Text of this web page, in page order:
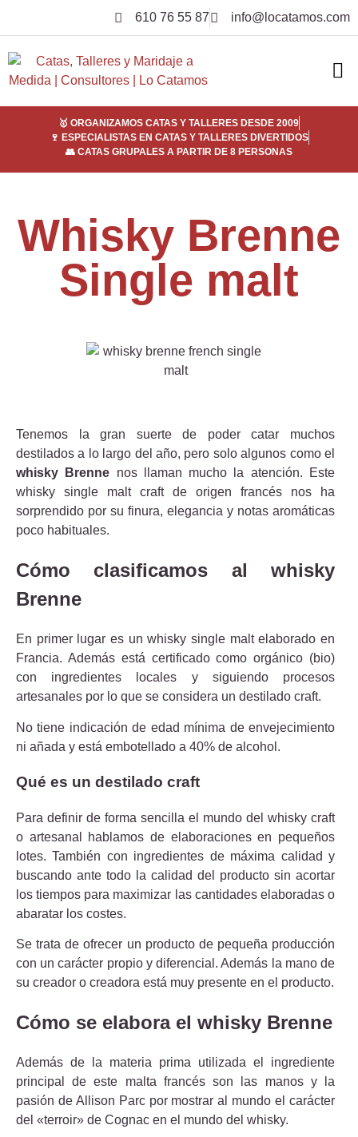
610 76 55 87 info@locatamos.com
🥇 ORGANIZAMOS CATAS Y TALLERES DESDE 2009
🍷 ESPECIALISTAS EN CATAS Y TALLERES DIVERTIDOS
👥 CATAS GRUPALES A PARTIR DE 8 PERSONAS
Whisky Brenne
Single malt
Tenemos la gran suerte de poder catar muchos
destilados a lo largo del año, pero solo algunos como el
whisky Brenne nos llaman mucho la atención. Este
whisky single malt craft de origen francés nos ha
sorprendido por su finura, elegancia y notas aromáticas
poco habituales.
Cómo clasificamos al whisky
Brenne
En primer lugar es un whisky single malt elaborado en
Francia. Además está certificado como orgánico (bio)
con ingredientes locales y siguiendo procesos
artesanales por lo que se considera un destilado craft.
No tiene indicación de edad mínima de envejecimiento
ni añada y está embotellado a 40% de alcohol.
Qué es un destilado craft
Para definir de forma sencilla el mundo del whisky craft
o artesanal hablamos de elaboraciones en pequeños
lotes. También con ingredientes de máxima calidad y
buscando ante todo la calidad del producto sin acortar
los tiempos para maximizar las cantidades elaboradas o
abaratar los costes.
Se trata de ofrecer un producto de pequeña producción
con un carácter propio y diferencial. Además la mano de
su creador o creadora está muy presente en el producto.
Cómo se elabora el whisky Brenne
Además de la materia prima utilizada el ingrediente
principal de este malta francés son las manos y la
pasión de Allison Parc por mostrar al mundo el carácter
del «terroir» de Cognac en el mundo del whisky.